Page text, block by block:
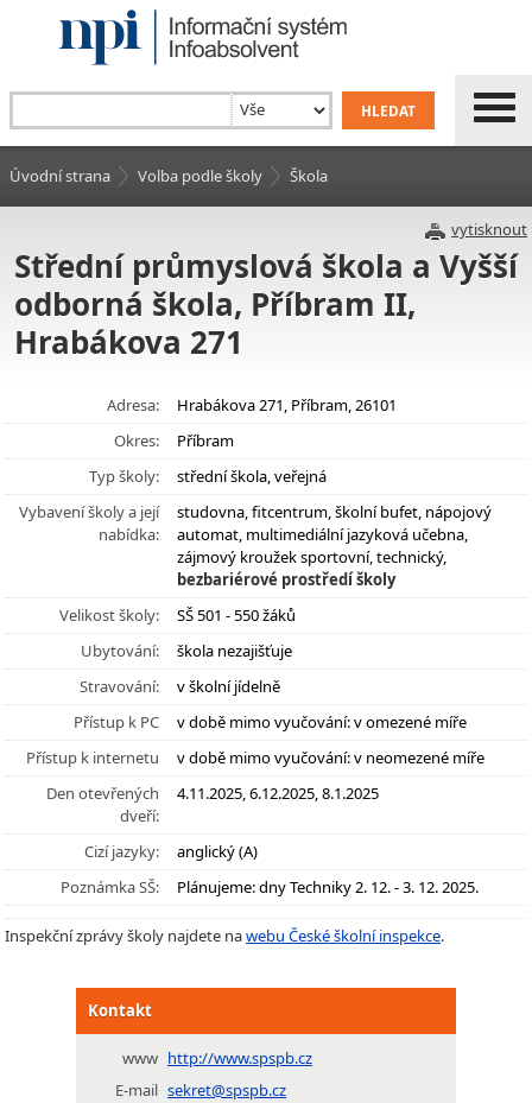
Úvodní strana Volba podle školy Škola
vytisknout
Střední průmyslová škola a Vyšší
odborná škola, Příbram II,
Hrabákova 271
Adresa:
Hrabákova 271, Příbram, 26101
Okres:
Příbram
Typ školy:
střední škola, veřejná
Vybavení školy a její
nabídka:
studovna, fitcentrum, školní bufet, nápojový
automat, multimediální jazyková učebna,
zájmový kroužek sportovní, technický,
bezbariérové prostředí školy
Velikost školy:
SŠ 501 - 550 žáků
Ubytování:
škola nezajišťuje
Stravování:
v školní jídelně
Přístup k PC
v době mimo vyučování: v omezené míře
Přístup k internetu
v době mimo vyučování: v neomezené míře
Den otevřených
dveří:
4.11.2025, 6.12.2025, 8.1.2025
Cizí jazyky:
anglický (A)
Poznámka SŠ:
Plánujeme: dny Techniky 2. 12. - 3. 12. 2025.
Inspekční zprávy školy najdete nawebu České školní inspekce.
Kontakt
www http://www.spspb.cz
E-mail sekret@spspb.cz